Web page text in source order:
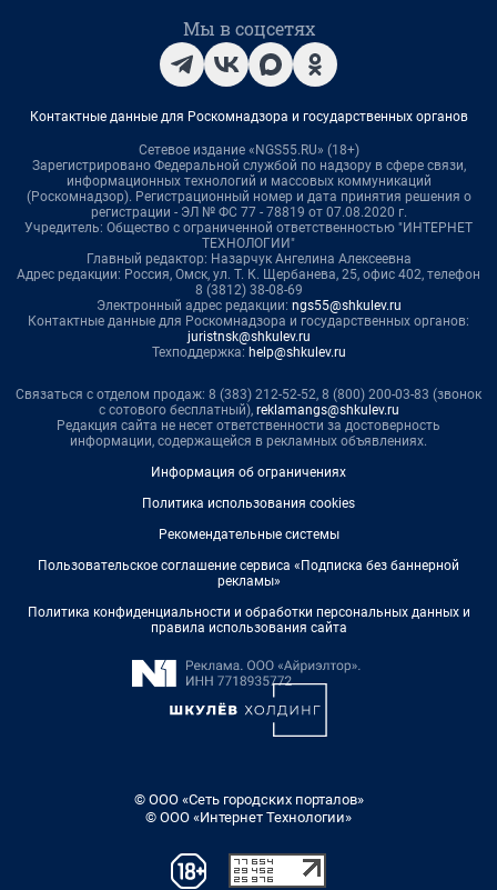
Мы в соцсетях
Контактные данные для Роскомнадзора и государственных органов
Сетевое издание «NGS55.RU» (18+)
Зарегистрировано Федеральной службой по надзору в сфере связи,
информационных технологий и массовых коммуникаций
(Роскомнадзор). Регистрационный номер и дата принятия решения о
регистрации - ЭЛ № ФС 77 - 78819 от 07.08.2020 г.
Учредитель: Общество с ограниченной ответственностью "ИНТЕРНЕТ
ТЕХНОЛОГИИ"
Главный редактор: Назарчук Ангелина Алексеевна
Адрес редакции: Россия, Омск, ул. Т. К. Щербанева, 25, офис 402, телефон
8 (3812) 38-08-69
Электронный адрес редакции: ngs55@shkulev.ru
Контактные данные для Роскомнадзора и государственных органов:
juristnsk@shkulev.ru
Техподдержка: help@shkulev.ru
Связаться с отделом продаж: 8 (383) 212-52-52, 8 (800) 200-03-83 (звонок
с сотового бесплатный), reklamangs@shkulev.ru
Редакция сайта не несет ответственности за достоверность
информации, содержащейся в рекламных объявлениях.
Информация об ограничениях
Политика использования cookies
Рекомендательные системы
Пользовательское соглашение сервиса «Подписка без баннерной
рекламы»
Политика конфиденциальности и обработки персональных данных и
правила использования сайта
© ООО «Сеть городских порталов»
© ООО «Интернет Технологии»